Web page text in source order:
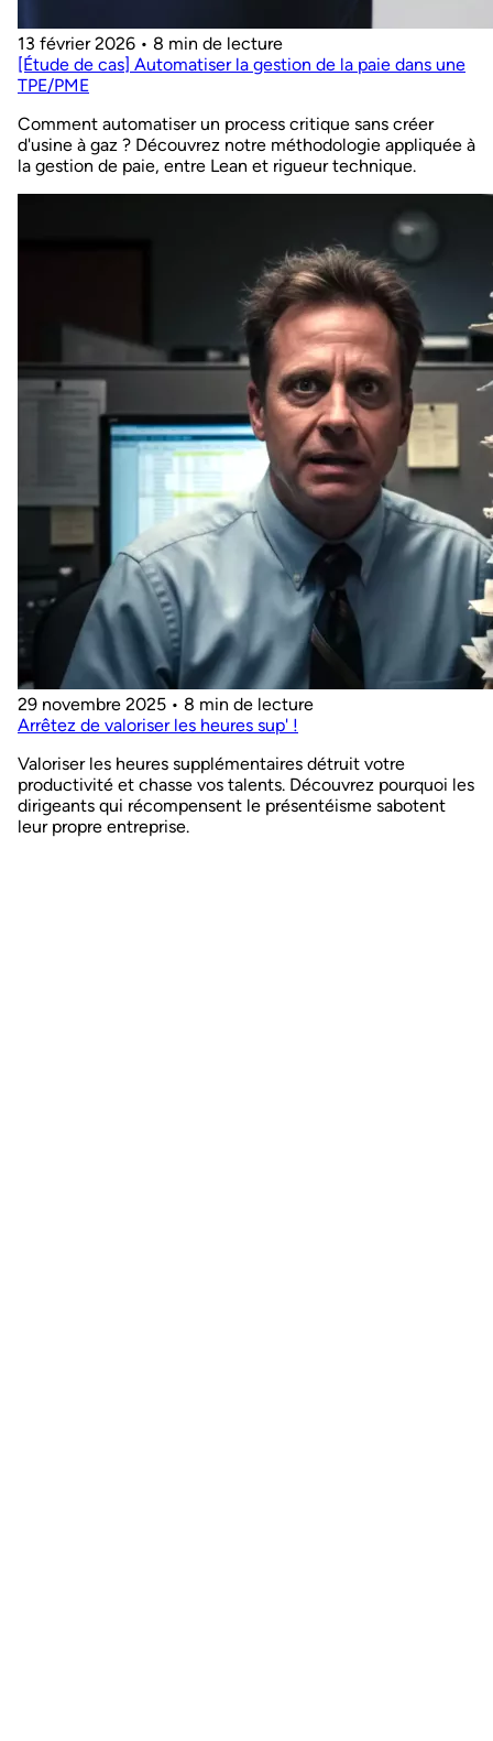
13 février 2026 • 8 min de lecture
[Étude de cas] Automatiser la gestion de la paie dans une
TPE/PME
Comment automatiser un process critique sans créer
d'usine à gaz ? Découvrez notre méthodologie appliquée à
la gestion de paie, entre Lean et rigueur technique.
29 novembre 2025 • 8 min de lecture
Arrêtez de valoriser les heures sup' !
Valoriser les heures supplémentaires détruit votre
productivité et chasse vos talents. Découvrez pourquoi les
dirigeants qui récompensent le présentéisme sabotent
leur propre entreprise.